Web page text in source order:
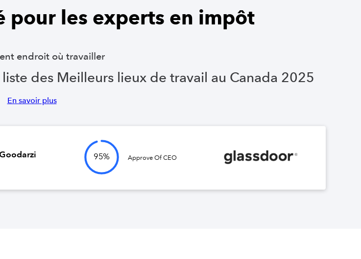
pour les experts en impôt
endroit où travailler
des Meilleurs lieux de travail au Canada 2025
En savoir plus
95% Approve Of CEO